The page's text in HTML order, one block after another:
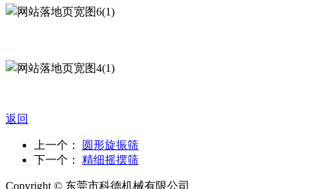
返回
上一个：
圆形旋振筛
下一个： 精细摇摆筛
Copyright © 东莞市科德机械有限公司